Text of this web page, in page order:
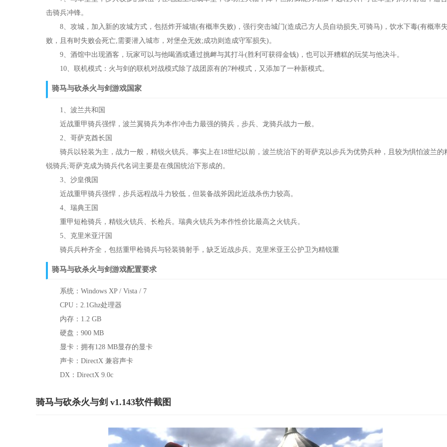
击骑兵冲锋。
8、攻城，加入新的攻城方式，包括炸开城墙(有概率失败)，强行突击城门(造成己方人员自动损失,可骑马)，饮水下毒(有概率失
败，且有时失败会死亡,需要潜入城市，对堡垒无效;成功则造成守军损失)。
9、酒馆中出现酒客，玩家可以与他喝酒或通过挑衅与其打斗(胜利可获得金钱)，也可以开糟糕的玩笑与他决斗。
10、联机模式：火与剑的联机对战模式除了战团原有的7种模式，又添加了一种新模式。
骑马与砍杀火与剑游戏国家
1、波兰共和国
近战重甲骑兵强悍，波兰翼骑兵为本作冲击力最强的骑兵，步兵、龙骑兵战力一般。
2、哥萨克酋长国
骑兵以轻装为主，战力一般，精锐火铳兵。事实上在18世纪以前，波兰统治下的哥萨克以步兵为优势兵种，且较为惧怕波兰的
锐骑兵;哥萨克成为骑兵代名词主要是在俄国统治下形成的。
3、沙皇俄国
近战重甲骑兵强悍，步兵远程战斗力较低，但装备战斧因此近战杀伤力较高。
4、瑞典王国
重甲短枪骑兵，精锐火铳兵、长枪兵。瑞典火铳兵为本作性价比最高之火铳兵。
5、克里米亚汗国
骑兵兵种齐全，包括重甲枪骑兵与轻装骑射手，缺乏近战步兵。克里米亚王公护卫为精锐重
骑马与砍杀火与剑游戏配置要求
系统：Windows XP / Vista / 7
CPU：2.1Ghz处理器
内存：1.2 GB
硬盘：900 MB
显卡：拥有128 MB显存的显卡
声卡：DirectX 兼容声卡
DX：DirectX 9.0c
骑马与砍杀火与剑 v1.143软件截图